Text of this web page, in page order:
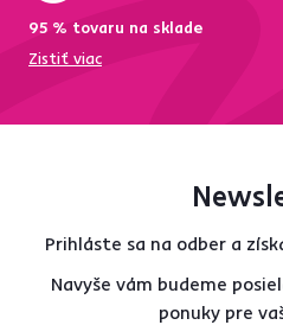
95 % tovaru na sklade
Zistiť viac
Prihláste sa na odber a
Navyše vám budeme
ponuky pre